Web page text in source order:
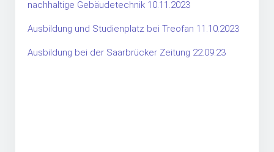
nachhaltige Gebäudetechnik 10.11.2023
Ausbildung und Studienplatz bei Treofan 11.10.2023
Ausbildung bei der Saarbrücker Zeitung 22.09.23